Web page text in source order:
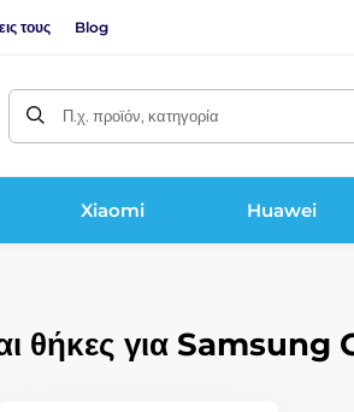
τους Blog
Π.χ. προϊόν, κατηγορία
Xiaomi Huawei
θήκες για Samsung